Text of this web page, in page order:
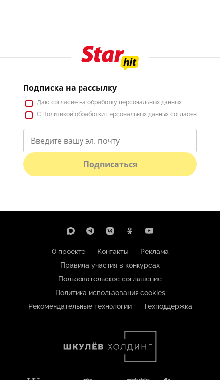
Подписка на рассылку
Даю согласие на обработку персональных данных
С Политикой обработки персональных данных согласен
Подписаться
О проекте Контакты
Реклама
Правила участия в конкурсах
Пользовательское соглашение
Политика использования cookies
Рекомендательные технологии
Техподдержка